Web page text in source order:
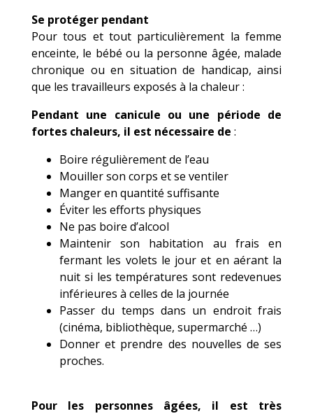
Se protéger pendant
Pour tous et tout particulièrement la femme
enceinte, le bébé ou la personne âgée, malade
chronique ou en situation de handicap, ainsi
que les travailleurs exposés à la chaleur :
Pendant une canicule ou une période de
fortes chaleurs, il est nécessaire de :
Boire régulièrement de l’eau
Mouiller son corps et se ventiler
Manger en quantité suffisante
Éviter les efforts physiques
Ne pas boire d’alcool
Maintenir son habitation au frais en
fermant les volets le jour et en aérant la
nuit si les températures sont redevenues
inférieures à celles de la journée
Passer du temps dans un endroit frais
(cinéma, bibliothèque, supermarché …)
Donner et prendre des nouvelles de ses
proches.
Pour les personnes âgées, il est très